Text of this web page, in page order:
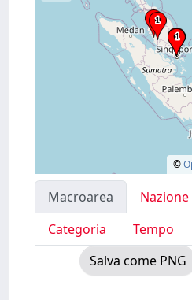
©
Macroarea Nazione
Categoria
Tempo
Salva come PNG